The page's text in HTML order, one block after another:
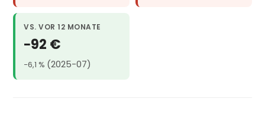
VS. VOR 12 MONATE
−92 €
−6,1 % (2025-07)